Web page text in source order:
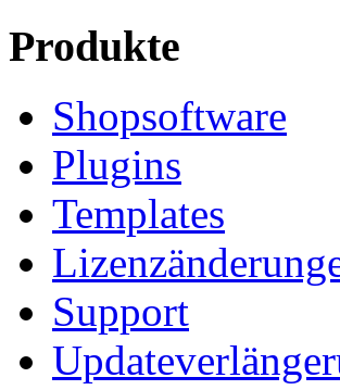
Produkte
Shopsoftware
Plugins
Templates
Support